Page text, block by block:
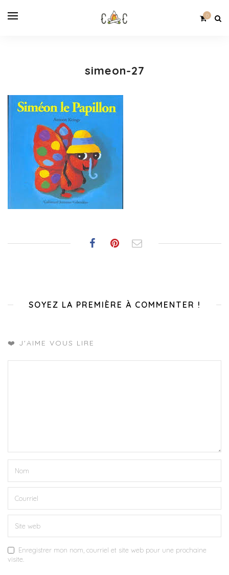
0
simeon-27
SOYEZ LA PREMIÈRE À COMMENTER !
❤️ J'AIME VOUS LIRE
Enregistrer mon nom, courriel et site web pour une prochaine
visite.